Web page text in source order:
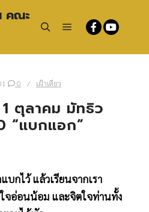
คณะ
0 เฝ้าเดี่ยว
ตุลาคม มัทธิว
“แบกแอก”
บกไว้ แล้วเรียนจากเรา
ใจอ่อนน้อม และจิตใจท่านทั้ง